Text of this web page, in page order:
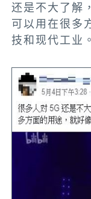
还是不大了解
可以用在很多
技和现代工业